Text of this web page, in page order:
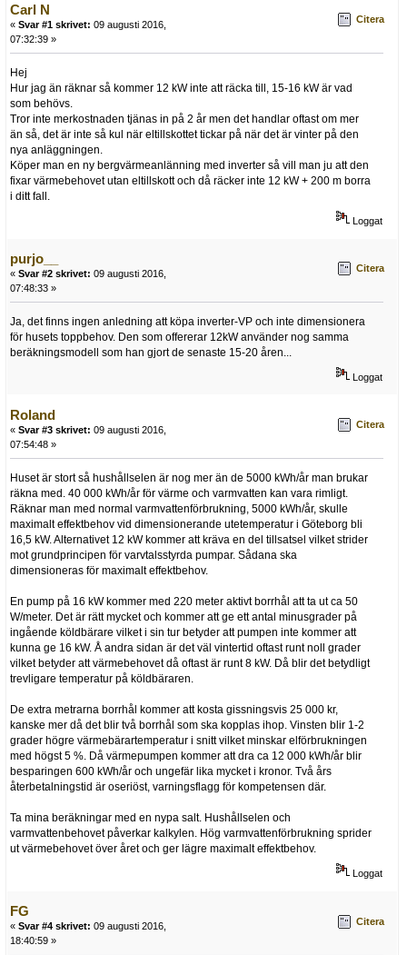
Carl N
« Svar #1 skrivet: 09 augusti 2016,
07:32:39 »
Citera
Hej
Hur jag än räknar så kommer 12 kW inte att räcka till, 15-16 kW är vad
som behövs.
Tror inte merkostnaden tjänas in på 2 år men det handlar oftast om mer
än så, det är inte så kul när eltillskottet tickar på när det är vinter på den
nya anläggningen.
Köper man en ny bergvärmeanlänning med inverter så vill man ju att den
fixar värmebehovet utan eltillskott och då räcker inte 12 kW + 200 m borra
i ditt fall.
Loggat
purjo__
« Svar #2 skrivet: 09 augusti 2016,
07:48:33 »
Citera
Ja, det finns ingen anledning att köpa inverter-VP och inte dimensionera
för husets toppbehov. Den som offererar 12kW använder nog samma
beräkningsmodell som han gjort de senaste 15-20 åren...
Loggat
Roland
« Svar #3 skrivet: 09 augusti 2016,
07:54:48 »
Citera
Huset är stort så hushållselen är nog mer än de 5000 kWh/år man brukar
räkna med. 40 000 kWh/år för värme och varmvatten kan vara rimligt.
Räknar man med normal varmvattenförbrukning, 5000 kWh/år, skulle
maximalt effektbehov vid dimensionerande utetemperatur i Göteborg bli
16,5 kW. Alternativet 12 kW kommer att kräva en del tillsatsel vilket strider
mot grundprincipen för varvtalsstyrda pumpar. Sådana ska
dimensioneras för maximalt effektbehov.
En pump på 16 kW kommer med 220 meter aktivt borrhål att ta ut ca 50
W/meter. Det är rätt mycket och kommer att ge ett antal minusgrader på
ingående köldbärare vilket i sin tur betyder att pumpen inte kommer att
kunna ge 16 kW. Å andra sidan är det väl vintertid oftast runt noll grader
vilket betyder att värmebehovet då oftast är runt 8 kW. Då blir det betydligt
trevligare temperatur på köldbäraren.
De extra metrarna borrhål kommer att kosta gissningsvis 25 000 kr,
kanske mer då det blir två borrhål som ska kopplas ihop. Vinsten blir 1-2
grader högre värmebärartemperatur i snitt vilket minskar elförbrukningen
med högst 5 %. Då värmepumpen kommer att dra ca 12 000 kWh/år blir
besparingen 600 kWh/år och ungefär lika mycket i kronor. Två års
återbetalningstid är oseriöst, varningsflagg för kompetensen där.
Ta mina beräkningar med en nypa salt. Hushållselen och
varmvattenbehovet påverkar kalkylen. Hög varmvattenförbrukning sprider
ut värmebehovet över året och ger lägre maximalt effektbehov.
Loggat
FG
« Svar #4 skrivet: 09 augusti 2016,
18:40:59 »
Citera